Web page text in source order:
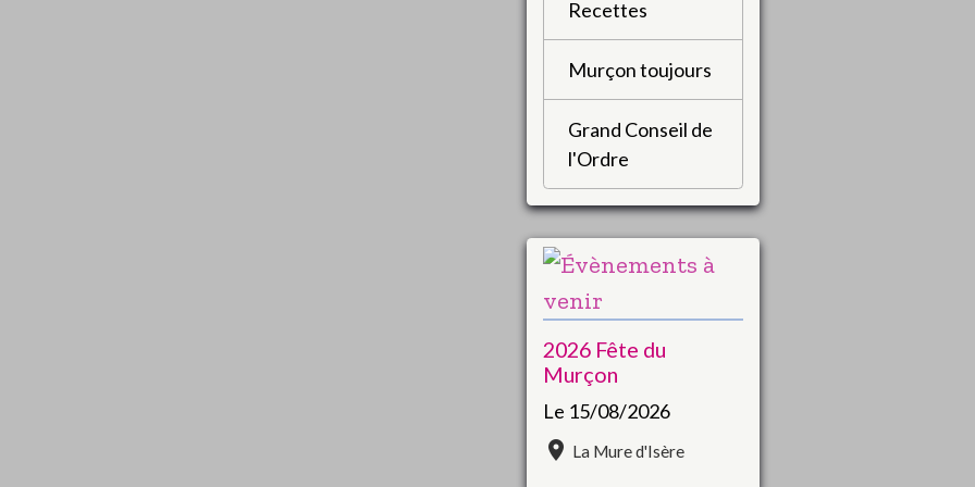
Recettes
Murçon toujours
Grand Conseil de
l'Ordre
2026 Fête du
Murçon
Le 15/08/2026
La Mure d'Isère